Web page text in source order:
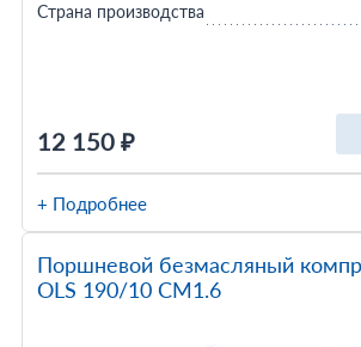
12 150 ₽
Страна производства
+ Подробнее
Поршневой безмасляный
OLS 190/10 CM1.6